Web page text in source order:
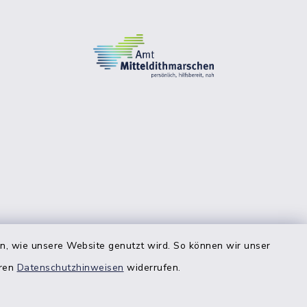
wie unsere Website genutzt wird. So können wir unser
Datenschutzhinweisen widerrufen.